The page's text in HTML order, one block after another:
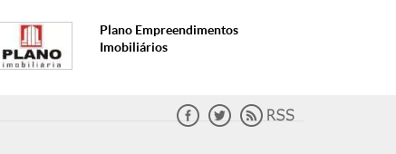
Plano Empreendimentos
Imobiliários